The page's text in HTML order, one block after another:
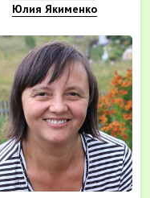
Юлия Якименко